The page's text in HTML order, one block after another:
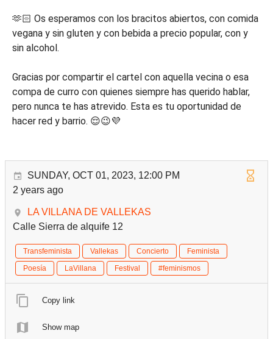
🫶🏻 Os esperamos con los bracitos abiertos, con comida
vegana y sin gluten y con bebida a precio popular, con y
sin alcohol.
Gracias por compartir el cartel con aquella vecina o esa
compa de curro con quienes siempre has querido hablar,
pero nunca te has atrevido. Esta es tu oportunidad de
hacer red y barrio. 😌😉💜
SUNDAY, OCT 01, 2023, 12:00 PM
2 years ago
LA VILLANA DE VALLEKAS
Calle Sierra de alquife 12
Transfeminista Vallekas Concierto
Feminista
Poesía
LaVillana Festival #feminismos
Copy link
Show map